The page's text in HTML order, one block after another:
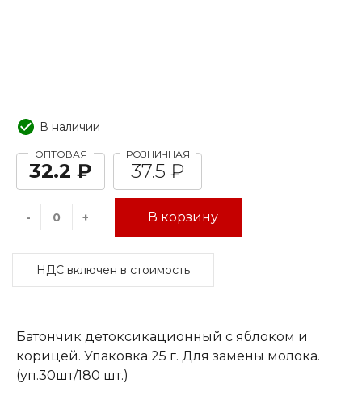
В наличии
ОПТОВАЯ
32.2 ₽
РОЗНИЧНАЯ
37.5 ₽
- + В корзину
НДС включен в стоимость
Батончик детоксикационный с яблоком и
корицей. Упаковка 25 г. Для замены молока.
(уп.30шт/180 шт.)